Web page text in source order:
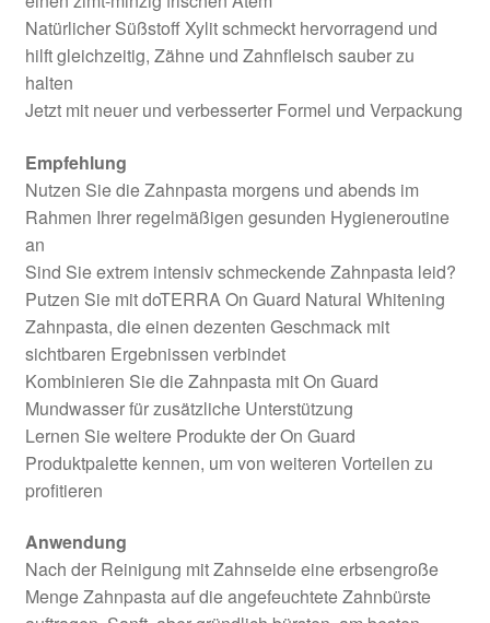
Natürlicher Süßstoff Xylit schmeckt hervorragend und
hilft gleichzeitig, Zähne und Zahnfleisch sauber zu
halten
Jetzt mit neuer und verbesserter Formel und Verpackung
Empfehlung
Nutzen Sie die Zahnpasta morgens und abends im
Rahmen Ihrer regelmäßigen gesunden Hygieneroutine
an
Sind Sie extrem intensiv schmeckende Zahnpasta leid?
Putzen Sie mit doTERRA On Guard Natural Whitening
Zahnpasta, die einen dezenten Geschmack mit
sichtbaren Ergebnissen verbindet
Kombinieren Sie die Zahnpasta mit On Guard
Mundwasser für zusätzliche Unterstützung
Lernen Sie weitere Produkte der On Guard
Produktpalette kennen, um von weiteren Vorteilen zu
profitieren
Anwendung
Nach der Reinigung mit Zahnseide eine erbsengroße
Menge Zahnpasta auf die angefeuchtete Zahnbürste